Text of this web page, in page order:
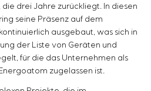
und Prüfung mit
von
mit besonderen
Qualität und
drei Jahre zurückliegt. In diesen
seine Präsenz auf dem
ausgebaut, was sich in
der Liste von Geräten und
für die das Unternehmen als
zugelassen ist.